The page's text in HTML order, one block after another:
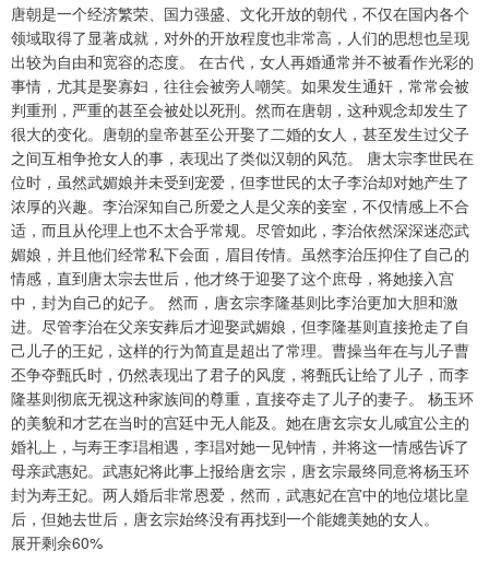
唐朝是一个经济繁荣、国力强盛、文化开放的朝代，不仅在国内各个
领域取得了显著成就，对外的开放程度也非常高，人们的思想也呈现
出较为自由和宽容的态度。 在古代，女人再婚通常并不被看作光彩的
事情，尤其是娶寡妇，往往会被旁人嘲笑。如果发生通奸，常常会被
判重刑，严重的甚至会被处以死刑。然而在唐朝，这种观念却发生了
很大的变化。唐朝的皇帝甚至公开娶了二婚的女人，甚至发生过父子
之间互相争抢女人的事，表现出了类似汉朝的风范。 唐太宗李世民在
位时，虽然武媚娘并未受到宠爱，但李世民的太子李治却对她产生了
浓厚的兴趣。李治深知自己所爱之人是父亲的妾室，不仅情感上不合
适，而且从伦理上也不太合乎常规。尽管如此，李治依然深深迷恋武
媚娘，并且他们经常私下会面，眉目传情。虽然李治压抑住了自己的
情感，直到唐太宗去世后，他才终于迎娶了这个庶母，将她接入宫
中，封为自己的妃子。 然而，唐玄宗李隆基则比李治更加大胆和激
进。尽管李治在父亲安葬后才迎娶武媚娘，但李隆基则直接抢走了自
己儿子的王妃，这样的行为简直是超出了常理。曹操当年在与儿子曹
丕争夺甄氏时，仍然表现出了君子的风度，将甄氏让给了儿子，而李
隆基则彻底无视这种家族间的尊重，直接夺走了儿子的妻子。 杨玉环
的美貌和才艺在当时的宫廷中无人能及。她在唐玄宗女儿咸宜公主的
婚礼上，与寿王李琩相遇，李琩对她一见钟情，并将这一情感告诉了
母亲武惠妃。武惠妃将此事上报给唐玄宗，唐玄宗最终同意将杨玉环
封为寿王妃。两人婚后非常恩爱，然而，武惠妃在宫中的地位堪比皇
后，但她去世后，唐玄宗始终没有再找到一个能媲美她的女人。
展开剩余60%